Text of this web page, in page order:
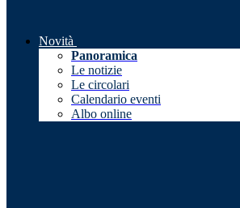
Novità
Panoramica
Le notizie
Le circolari
Calendario eventi
Albo online